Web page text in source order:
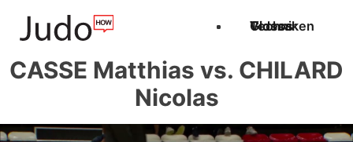
Techniken
Videos
Glossar
CASSE Matthias vs. CHILARD
Nicolas